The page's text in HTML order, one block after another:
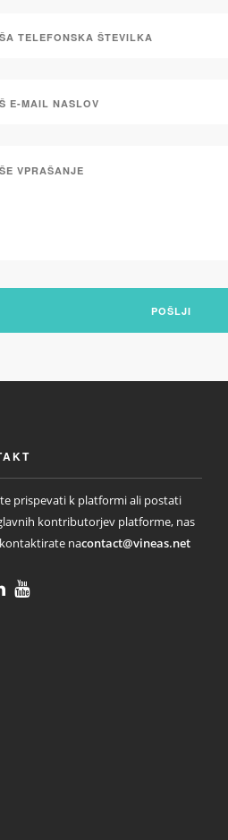
POŠLJI
prispevati k platformi ali postati
kontributorjev platforme, nas
nacontact@vineas.net